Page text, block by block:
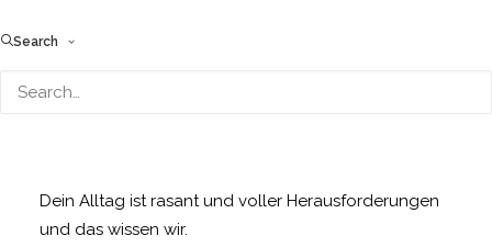
Search
Dein Alltag ist rasant und voller Herausforderungen
und das wissen wir.